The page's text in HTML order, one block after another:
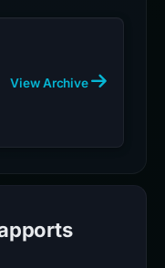
View Archive